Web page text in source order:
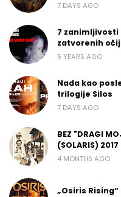
7 DAYS AGO
7 zanimljivosti
zatvorenih
5 YEARS AGO
Nada kao
trilogije Silos
7 DAYS AGO
BEZ "DRAGI
(SOLARIS) 2017
4 MONTHS AGO
„Osiris